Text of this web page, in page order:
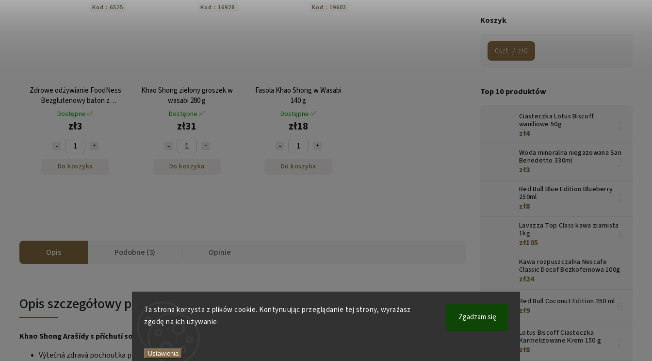
Ta strona korzysta z plików cookie. Kontynuując przeglądanie tej strony, wyrażasz
zgodę na ich używanie.
Ustawienia
Zgadzam się
Koszyk
0szt. / zł0
Top 10 produktów
Ciasteczka Lotus Biscoff
waniliowe 50g
zł4
Woda mineralna niegazowana San
Benedetto 330ml
zł3
Red Bull Blue Edition Blueberry
250ml
zł8
Lavazza Top Class kawa ziarnista
1kg
zł105
Kawa rozpuszczalna Nescafe
Classic Decaf Bezkofeinowa 100g
zł24
Red Bull Coconut Edition 250 ml
zł9
Lotus Biscoff Ciasteczka
Karmelizowane Krem 150 g
zł8
Zdrowe odżywianie FoodNess
Bezglutenowy baton z
mieszanką nasion 30g
Dostępne ✅
zł3
Do koszyka
Kod : 6525
Khao Shong zielony groszek w
wasabi 280 g
Dostępne ✅
zł31
Do koszyka
Kod : 16928
Fasola Khao Shong w Wasabi
140 g
Dostępne ✅
zł18
Do koszyka
Kod : 19603
Opis Podobne (3) Opinie
Opis szczegółowy produktu
Khao Shong Arašídy s příchutí sojové omáčky 140g
Výtečná zdravá pochoutka pro všechny.
Parametry dodatkowe